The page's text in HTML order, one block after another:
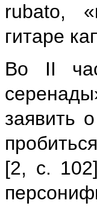
rubato,
гитаре
Во II
заявить
[2, с.